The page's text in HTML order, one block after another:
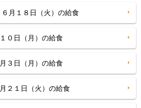
月１８日（火）の給食
０日（月）の給食
３日（月）の給食
２１日（火）の給食